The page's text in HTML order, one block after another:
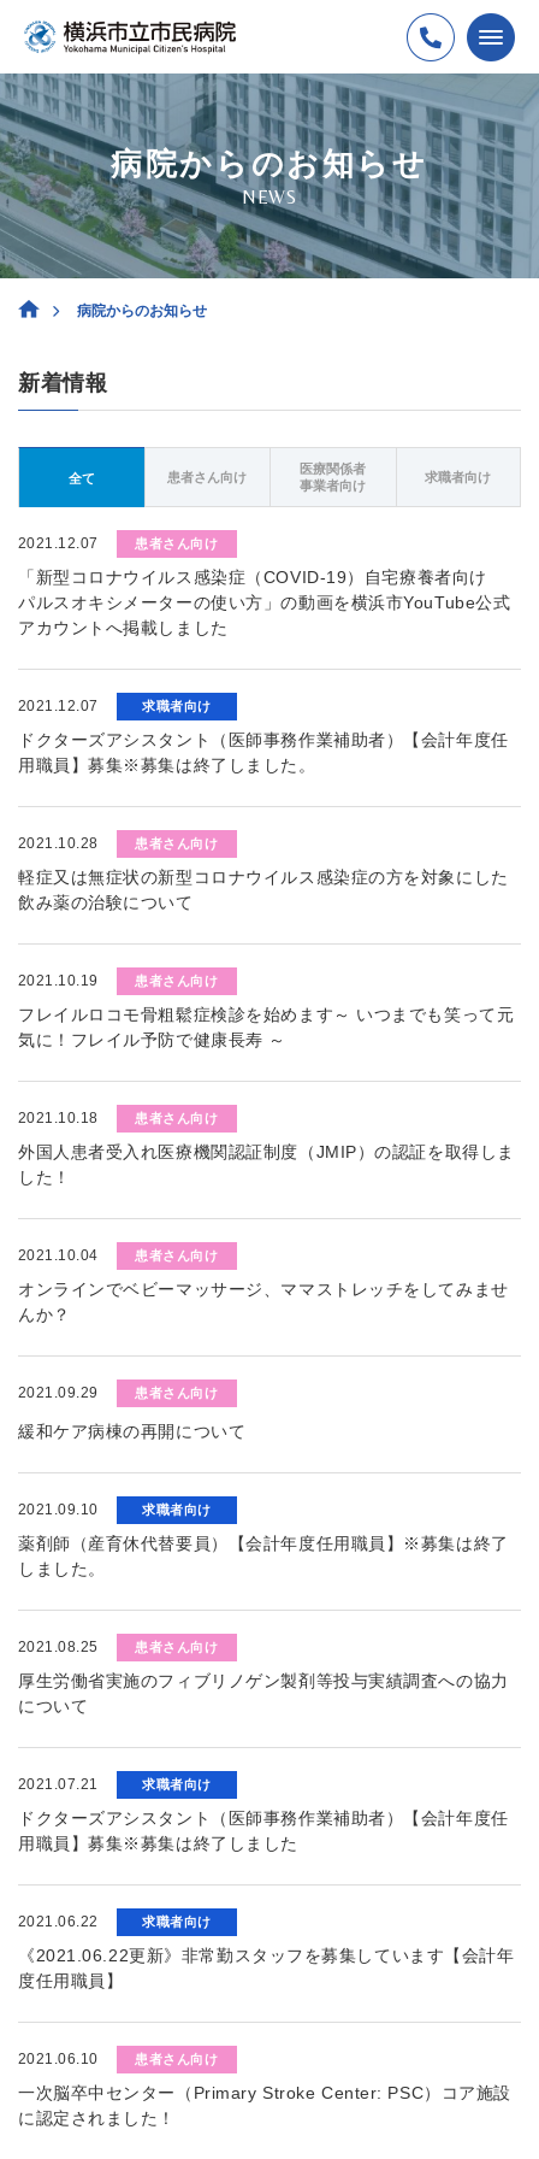
病院からのお知らせ
NEWS
病院からのお知らせ
新着情報
全て 患者さん向け
医療関係者
事業者向け
求職者向け
2021.12.07 患者さん向け
「新型コロナウイルス感染症（COVID-19）自宅療養者向け
パルスオキシメーターの使い方」の動画を横浜市YouTube公式
アカウントへ掲載しました
2021.12.07 求職者向け
ドクターズアシスタント（医師事務作業補助者）【会計年度任
用職員】募集※募集は終了しました。
2021.10.28 患者さん向け
軽症又は無症状の新型コロナウイルス感染症の方を対象にした
飲み薬の治験について
2021.10.19 患者さん向け
フレイルロコモ骨粗鬆症検診を始めます～ いつまでも笑って元
気に！フレイル予防で健康長寿 ～
2021.10.18 患者さん向け
外国人患者受入れ医療機関認証制度（JMIP）の認証を取得しま
した！
2021.10.04 患者さん向け
オンラインでベビーマッサージ、ママストレッチをしてみませ
んか？
2021.09.29 患者さん向け
緩和ケア病棟の再開について
2021.09.10 求職者向け
薬剤師（産育休代替要員）【会計年度任用職員】※募集は終了
しました。
2021.08.25 患者さん向け
厚生労働省実施のフィブリノゲン製剤等投与実績調査への協力
について
2021.07.21 求職者向け
ドクターズアシスタント（医師事務作業補助者）【会計年度任
用職員】募集※募集は終了しました
2021.06.22 求職者向け
《2021.06.22更新》非常勤スタッフを募集しています【会計年
度任用職員】
2021.06.10 患者さん向け
一次脳卒中センター（Primary Stroke Center: PSC）コア施設
に認定されました！